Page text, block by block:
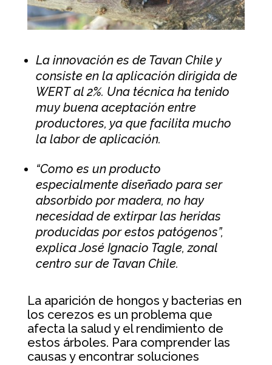
La innovación es de Tavan Chile y
consiste en la aplicación dirigida de
WERT al 2%. Una técnica ha tenido
muy buena aceptación entre
productores, ya que facilita mucho
la labor de aplicación.
“Como es un producto
especialmente diseñado para ser
absorbido por madera, no hay
necesidad de extirpar las heridas
producidas por estos patógenos”,
explica José Ignacio Tagle, zonal
centro sur de Tavan Chile.
La aparición de hongos y bacterias en
los cerezos es un problema que
afecta la salud y el rendimiento de
estos árboles. Para comprender las
causas y encontrar soluciones